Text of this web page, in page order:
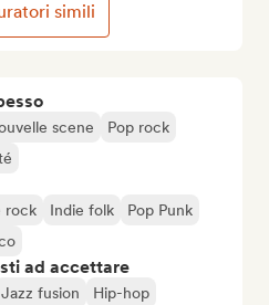
scene
Pop rock
rock Indie folk
Pop Punk
ad accettare
Jazz fusion
Hip-hop
simili